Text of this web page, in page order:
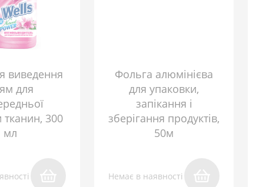
виведення
для
300
мл
Фольга алюмінієва
для упаковки,
запікання і
зберігання продуктів,
50м
Немає в наявності